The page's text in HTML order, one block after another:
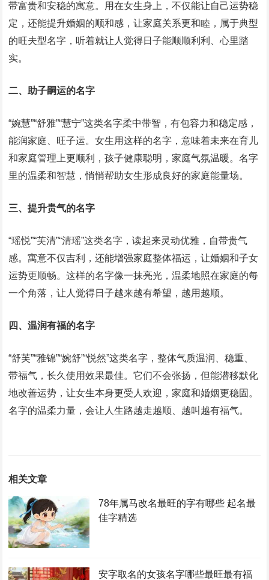
带富贵和安稳的寓意。用在女生身上，不仅能让自己运势稳
定，还能提升婚姻的顺和感，让家庭关系更和睦，属于典型
的旺夫型名字，听着就让人觉得日子能顺顺利利、心里踏
实。
二、助子嗣运的名字
“婉慧”“舒雅”“慧宁”这类名字柔中带智，有包容力和稳定感，
能润家庭、旺子运。女生用这样的名字，意味着未来在育儿
和家庭管理上更顺利，孩子健康聪明，家庭气氛温暖。名字
里的温柔和智慧，悄悄帮助女生形成良好的家庭能量场。
三、提升贵气的名字
“瑶悦”“芙清”“清瑶”这类名字，读起来灵动优雅，自带贵气
感。寓意不仅吉利，还能增强家庭整体福运，让婚姻和子女
运势更顺畅。这样的名字像一抹亮光，温柔地照在家庭的每
一个角落，让人觉得日子越来越有希望，越用越顺。
四、温润有福的名字
“舒芙”“雅锦”“婉舒”“悦然”这类名字，整体气质温润、稳重、
带福气，长久使用效果最佳。它们不会张扬，但能潜移默化
地改善运势，让女生本身更受人欢迎，家庭和婚姻更稳固。
名字的温柔力量，会让人生路越走越顺、越叫越有福气。
相关文章
78年属马改名最旺的字有哪些 起名最
佳字精选
安字取名的女孩名字哪些最旺最有福